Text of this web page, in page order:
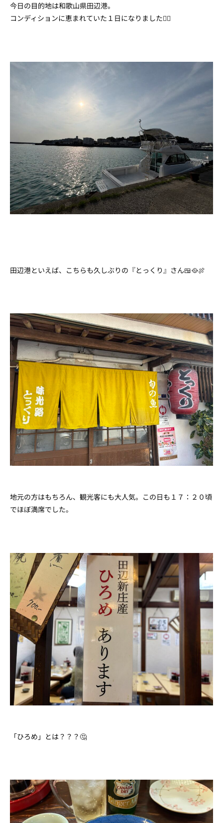
今日の目的地は和歌山県田辺港。
コンディションに恵まれていた１日になりました🙆‍♀️
田辺港といえば、こちらも久しぶりの『とっくり』さん🍱🥘🍖
地元の方はもちろん、観光客にも大人気。この日も１７：２０頃
でほぼ満席でした。
「ひろめ」とは？？？🤔